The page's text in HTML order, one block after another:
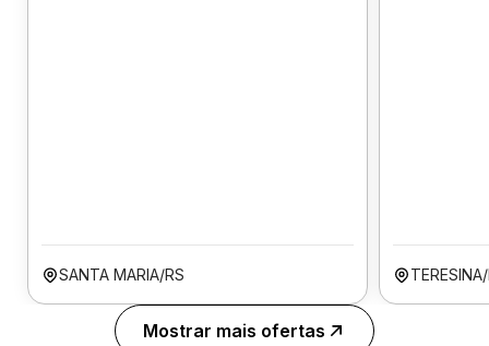
SANTA MARIA/RS
Mostrar mais ofertas